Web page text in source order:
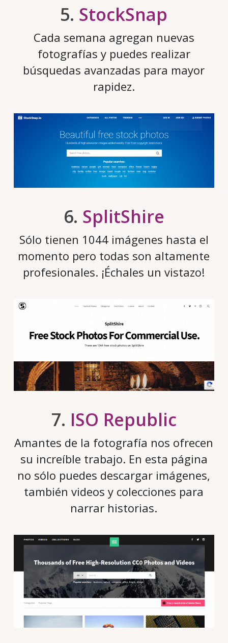
5. StockSnap
Cada semana agregan nuevas
fotografías y puedes realizar
búsquedas avanzadas para mayor
rapidez.
6. SplitShire
Sólo tienen 1044 imágenes hasta el
momento pero todas son altamente
profesionales. ¡Échales un vistazo!
7. ISO Republic
Amantes de la fotografía nos ofrecen
su increíble trabajo. En esta página
no sólo puedes descargar imágenes,
también videos y colecciones para
narrar historias.